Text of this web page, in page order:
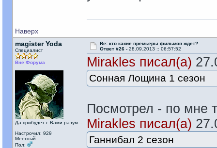
Наверх
magister Yoda
Специалист
Вне Форума
Да прибудет с Вами разум...
Настрочил: 929
Местный
Пол:
Re: кто какие премьеры фильмов ждет?
Ответ #26 - 28.09.2013 :: 06:57:52
Mirakles писал(а)
Сонная Лощина 1 сезон
Посмотрел - по мне
Mirakles писал(а)
Ганнибал 2 сезон